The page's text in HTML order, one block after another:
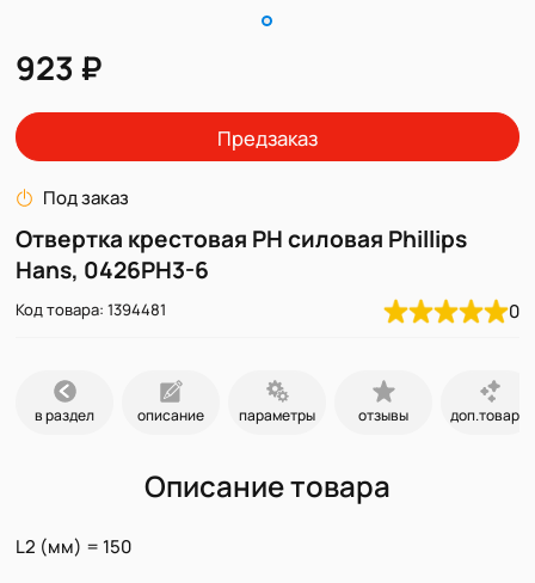
923 ₽
Предзаказ
Под заказ
Отвертка крестовая PH силовая Phillips
Hans, 0426PH3-6
Код товара: 1394481 0
в раздел описание параметры отзывы доп.товары
Описание товара
L2 (мм) = 150